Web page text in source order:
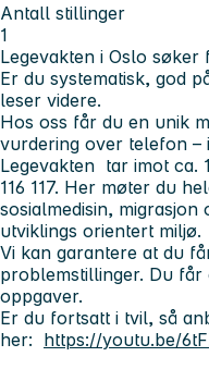
Antall stillinger
1
Legevakten i Oslo søker
Er du systematisk, god
leser videre.
Hos oss får du en unik
vurdering over telefon –
Legevakten tar imot ca.
116 117. Her møter du
sosialmedisin,
utviklings orientert miljø.
Vi kan garantere at du
problemstillinger. Du får
oppgaver.
Er du fortsatt i tvil, så
her: https://youtu.be/